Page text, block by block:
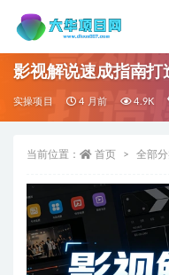
影视解说速成指南打
实操项目 4 月前 4.9K
当前位置： 首页 全部